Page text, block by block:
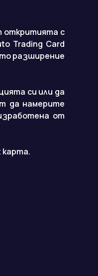
откритията с
Trading Card
разширение
си или да
да намерите
от
карта.